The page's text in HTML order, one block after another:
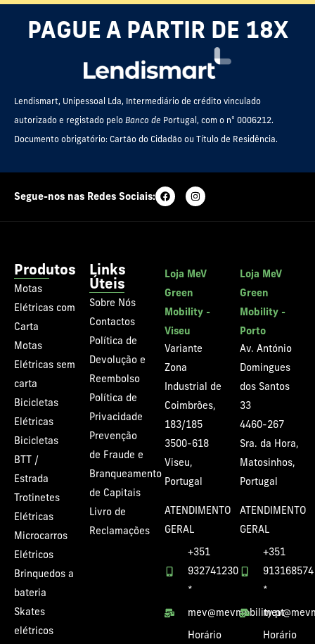
PAGUE A PARTIR DE 18X
Lendismart, Unipessoal Lda, Intermediário de crédito vinculado
autorizado e registado pelo Banco de Portugal, com o nº 0006212.
Documento obrigatório: Cartão do Cidadão ou Título de Residência.
Segue-nos nas Redes Sociais:
Produtos
Motas
Elétricas com
Carta
Motas
Elétricas sem
carta
Bicicletas
Elétricas
Bicicletas
BTT /
Estrada
Trotinetes
Elétricas
Microcarros
Elétricos
Brinquedos a
bateria
Skates
elétricos
Links
Úteis
Sobre Nós
Contactos
Política de
Devolução e
Reembolso
Política de
Privacidade
Prevenção
de Fraude e
Branqueamento
de Capitais
Livro de
Reclamações
Loja MeV
Green
Mobility -
Viseu
Variante
Zona
Industrial de
Coimbrões,
183/185
3500-618
Viseu,
Portugal
ATENDIMENTO
GERAL
+351
932741230
*
mev@mevmobility.pt
Horário
Loja MeV
Green
Mobility -
Porto
Av. António
Domingues
dos Santos
33
4460-267
Sra. da Hora,
Matosinhos,
Portugal
ATENDIMENTO
GERAL
+351
913168574
*
Horário